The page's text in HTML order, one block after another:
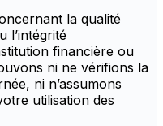
la qualité
l’intégrité
financière ou
ni ne vérifions la
ni n’assumons
utilisation des